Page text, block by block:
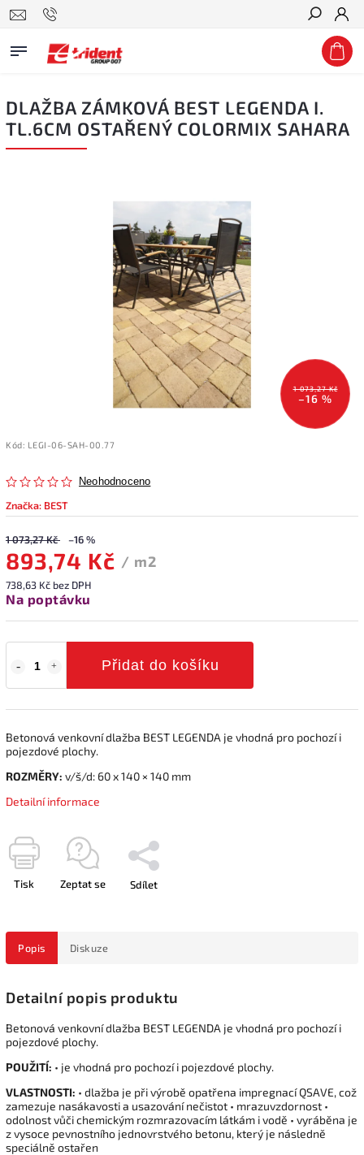
Hledat
DLAŽBA ZÁMKOVÁ BEST LEGENDA I.
TL.6CM OSTAŘENÝ COLORMIX SAHARA
1 073,27 Kč
–16 %
Kód: LEGI-06-SAH-00.77
Neohodnoceno
Značka: BEST
1 073,27 Kč –16 %
893,74 Kč / m2
738,63 Kč bez DPH
Na poptávku
Přidat do košíku
Betonová venkovní dlažba BEST LEGENDA je vhodná pro pochozí i
pojezdové plochy.
ROZMĚRY: v/š/d: 60 x 140 × 140 mm
Detailní informace
Tisk Zeptat se Sdílet
Popis Diskuze
Detailní popis produktu
Betonová venkovní dlažba BEST LEGENDA je vhodná pro pochozí i
pojezdové plochy.
POUŽITÍ: • je vhodná pro pochozí i pojezdové plochy.
VLASTNOSTI: • dlažba je při výrobě opatřena impregnací QSAVE, což
zamezuje nasákavosti a usazování nečistot • mrazuvzdornost •
odolnost vůči chemickým rozmrazovacím látkám i vodě • vyráběna je
z vysoce pevnostního jednovrstvého betonu, který je následně
speciálně ostařen